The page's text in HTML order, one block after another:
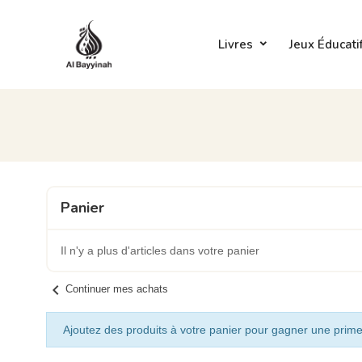
Livres Jeux
Panier
Il n'y a plus d'articles dans votre panier
chevron_left Continuer mes achats
Ajoutez des produits à votre panier pour gagner une